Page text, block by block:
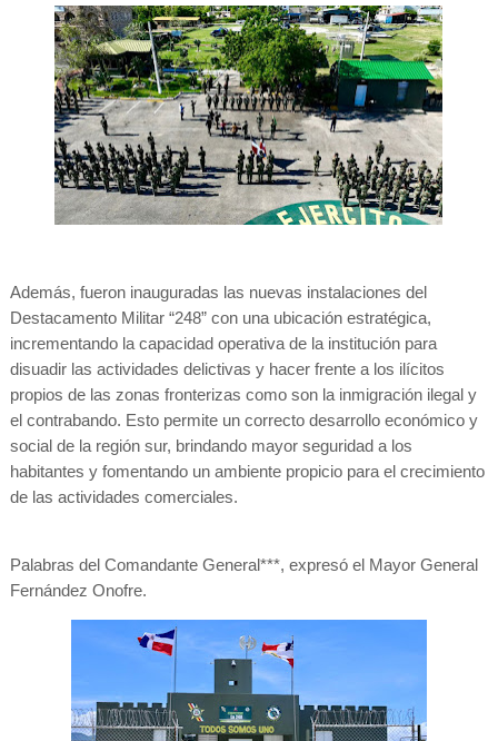
Además, fueron inauguradas las nuevas instalaciones del
Destacamento Militar “248” con una ubicación estratégica,
incrementando la capacidad operativa de la institución para
disuadir las actividades delictivas y hacer frente a los ilícitos
propios de las zonas fronterizas como son la inmigración ilegal y
el contrabando. Esto permite un correcto desarrollo económico y
social de la región sur, brindando mayor seguridad a los
habitantes y fomentando un ambiente propicio para el crecimiento
de las actividades comerciales.
Palabras del Comandante General***, expresó el Mayor General
Fernández Onofre.